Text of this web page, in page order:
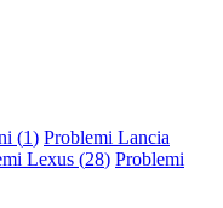
(1) Problemi Lancia
Lexus (28) Problemi